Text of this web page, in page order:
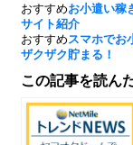
おすすめお小遣い稼
サイト紹介
おすすめ スマホでお
ザクザク貯まる！
この記事を読ん